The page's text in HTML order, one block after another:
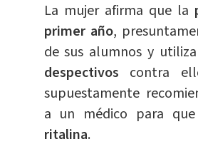
La mujer afirma que la
primer año,
de sus alumnos y utiliza
despectivos contra
supuestamente
a un médico para
ritalina.